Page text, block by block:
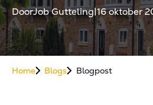
DoorJob Gutteling|16 oktober
Home Blogs Blogpost